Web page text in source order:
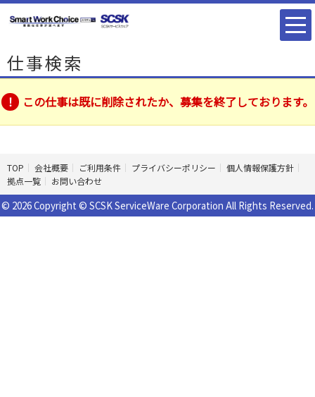
仕事検索
この仕事は既に削除されたか、募集を終了しております。
TOP 会社概要 ご利用条件 プライバシーポリシー
個人情報保護方針
拠点一覧
お問い合わせ
© 2026 Copyright © SCSK ServiceWare Corporation All Rights Reserved.